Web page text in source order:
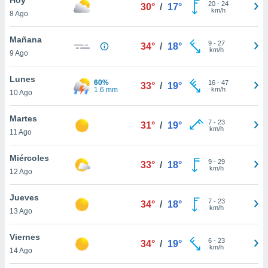
en
más
nuestra
de
cookies
aceptar
8 Ago
30° / 17° 20- 24
km/h
Mañana
9 Ago
34° / 18° 9- 27
km/h
Lunes
10 Ago
60%
1.6 mm
33° / 19° 16- 47
km/h
Martes
11 Ago
31° / 19° 7- 23
km/h
Miércoles
12 Ago
33° / 18° 9- 29
km/h
Jueves
13 Ago
34° / 18° 7- 23
km/h
Viernes
14 Ago
34° / 19° 6- 23
km/h